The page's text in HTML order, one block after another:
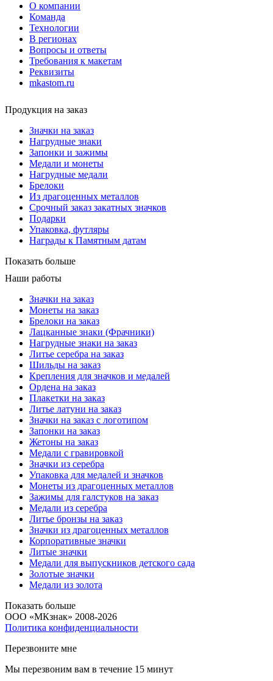
О компании
Команда
Технологии
В регионах
Вопросы и ответы
Требования к макетам
Реквизиты
mkastom.ru
Продукция на заказ
Значки на заказ
Нагрудные знаки
Запонки и зажимы
Медали и монеты
Нагрудные медали
Брелоки
Из драгоценных металлов
Срочный заказ закатных значков
Подарки
Упаковка, футляры
Награды к Памятным датам
Показать больше
Наши работы
Значки на заказ
Монеты на заказ
Брелоки на заказ
Лацканные знаки (Фрачники)
Нагрудные знаки на заказ
Литье серебра на заказ
Шильды на заказ
Крепления для значков и медалей
Ордена на заказ
Плакетки на заказ
Литье латуни на заказ
Значки на заказ с логотипом
Запонки на заказ
Жетоны на заказ
Медали с гравировкой
Значки из серебра
Упаковка для медалей и значков
Монеты из драгоценных металлов
Зажимы для галстуков на заказ
Медали из серебра
Литье бронзы на заказ
Значки из драгоценных металлов
Корпоративные значки
Литые значки
Медали для выпускников детского сада
Золотые значки
Медали из золота
Показать больше
ООО «МКзнак» 2008-2026
Политика конфиденциальности
Перезвоните мне
Мы перезвоним вам в течение 15 минут